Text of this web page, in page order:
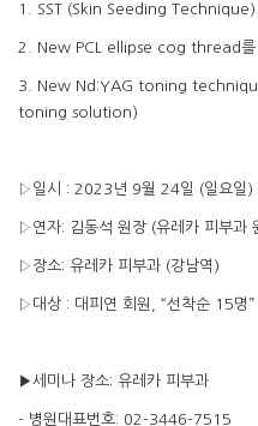
1. SST (Skin Seeding Technique)
2. New PCL ellipse cog thread를
3. New Nd:YAG toning
toning solution)
▷일시 : 2023년 9월 24일 (일요일)
▷연자: 김동석 원장 (유레카 피부과
▷장소: 유레카 피부과 (강남역)
▷대상 : 대피연 회원, “선착순 15명”
▶세미나 장소: 유레카 피부과
- 병원대표번호: 02-3446-7515